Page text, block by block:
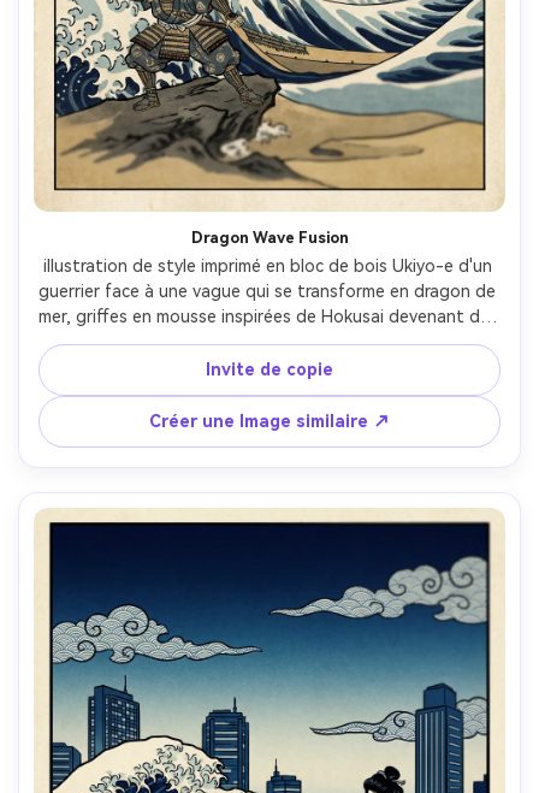
Dragon Wave Fusion
illustration de style imprimé en bloc de bois Ukiyo-e d'un
guerrier face à une vague qui se transforme en dragon de
mer, griffes en mousse inspirées de Hokusai devenant des
écailles, pose dramatique, contours sumi audacieux, bleu
prussien profond avec des décolorations bokashi, reflets
beige-or, atmosphère mythique intense, cartouche de
titre traditionnelle et sceau rouge, objectif 85mm,
profondeur de champ peu profonde-AR 4:5
Invite de copie
Créer une Image similaire ↗